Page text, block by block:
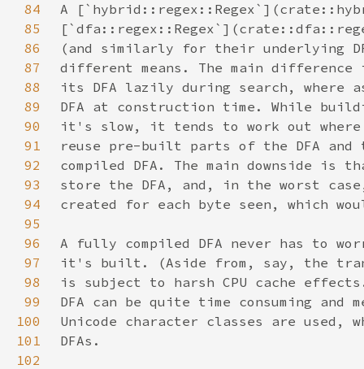
84
85
86
87
88
89
90
91
92
93
94
95
96
97
98
99
100
101
102